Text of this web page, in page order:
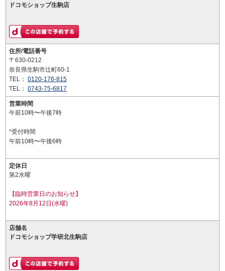
ドコモショップ生駒店
住所/電話番号
〒630-0212
奈良県生駒市辻町60-1
TEL： 0120-176-815
TEL： 0743-75-6817
営業時間
午前10時〜午後7時
*受付時間
午前10時〜午後6時
定休日
第2水曜
【臨時営業日のお知らせ】
2026年8月12日(水曜)
店舗名
ドコモショップ学研北生駒店